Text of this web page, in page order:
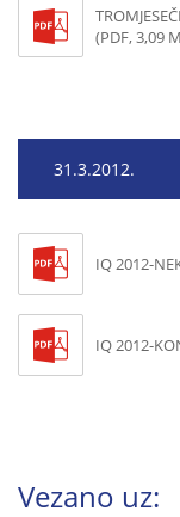
(PDF, 3,09
31.3.2012.
IQ 2012-
IQ 2012-
Vezano uz: